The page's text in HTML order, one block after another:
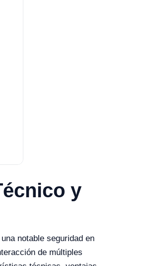
y
notable seguridad en
de múltiples